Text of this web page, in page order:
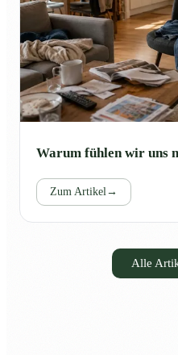
Warum fühlen wir uns
Zum Artikel→
Alle